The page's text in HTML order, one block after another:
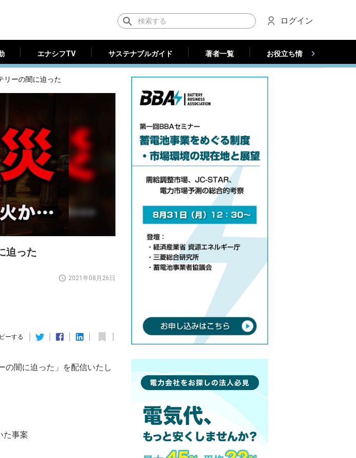
ログイン
エナシフTV サステナブルガイド 著者一覧 お役立ち情報（法人）
サステナブルガイド 著者一覧
リーの闇に迫った
迫った
2021年08月26日
ーする
の闇に迫った」を配信いたし
た事案